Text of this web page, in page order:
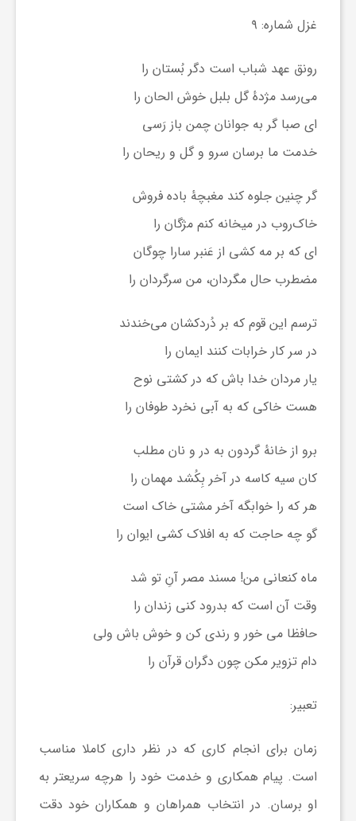
غزل شماره: ۹
رونق عهد شباب است دگر بُستان را
می‌رسد مژدهٔ گل بلبل خوش الحان را
ای صبا گر به جوانان چمن باز رَسی
خدمت ما برسان سرو و گل و ریحان را
گر چنین جلوه کند مغبچهٔ باده فروش
خاک‌روب در میخانه کنم مژگان را
ای که بر مه کشی از عَنبر سارا چوگان
مضطرب حال مگردان، من سرگردان را
ترسم این قوم که بر دُردکشان می‌خندند
در سر کار خرابات کنند ایمان را
یار مردان خدا باش که در کشتی نوح
هست خاکی که به آبی نخرد طوفان را
برو از خانهٔ گردون به در و نان مطلب
کان سیه کاسه در آخر بِکُشد مهمان را
هر که را خوابگه آخر مشتی خاک است
گو چه حاجت که به افلاک کشی ایوان را
ماه کنعانی من! مسند مصر آنِ تو شد
وقت آن است که بدرود کنی زندان را
حافظا می خور و رندی کن و خوش باش ولی
دام تزویر مکن چون دگران قرآن را
تعبیر:
زمان برای انجام کاری که در نظر داری کاملا مناسب
است. پیام همکاری و خدمت خود را هرچه سریعتر به
او برسان. در انتخاب همراهان و همکاران خود دقت